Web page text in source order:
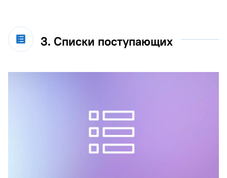
3. Списки поступающих